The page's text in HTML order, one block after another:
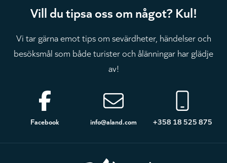
Vill du tipsa oss om något? Kul!
Vi tar gärna emot tips om sevärdheter, händelser och
besöksmål som både turister och ålänningar har glädje
av!
Sidfot
Facebook info@aland.com +358 18 525 875